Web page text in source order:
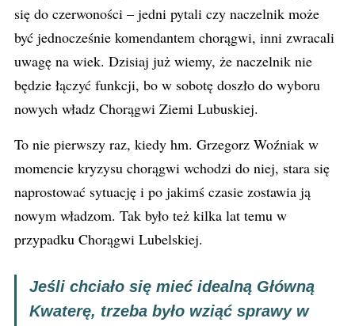
się do czerwoności – jedni pytali czy naczelnik może
być jednocześnie komendantem chorągwi, inni zwracali
uwagę na wiek. Dzisiaj już wiemy, że naczelnik nie
będzie łączyć funkcji, bo w sobotę doszło do wyboru
nowych władz Chorągwi Ziemi Lubuskiej.
To nie pierwszy raz, kiedy hm. Grzegorz Woźniak w
momencie kryzysu chorągwi wchodzi do niej, stara się
naprostować sytuację i po jakimś czasie zostawia ją
nowym władzom. Tak było też kilka lat temu w
przypadku Chorągwi Lubelskiej.
Jeśli chciało się mieć idealną Główną
Kwaterę, trzeba było wziąć sprawy w